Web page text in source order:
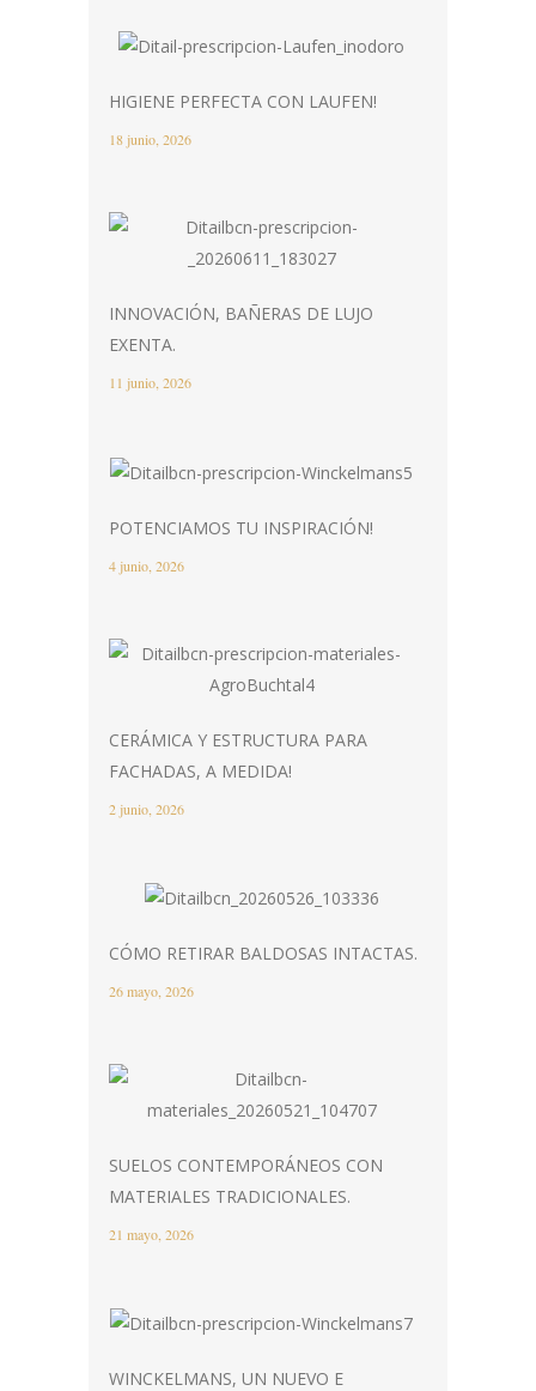
HIGIENE PERFECTA CON LAUFEN!
18 junio, 2026
INNOVACIÓN, BAÑERAS DE LUJO
EXENTA.
11 junio, 2026
POTENCIAMOS TU INSPIRACIÓN!
4 junio, 2026
CERÁMICA Y ESTRUCTURA PARA
FACHADAS, A MEDIDA!
2 junio, 2026
CÓMO RETIRAR BALDOSAS INTACTAS.
26 mayo, 2026
SUELOS CONTEMPORÁNEOS CON
MATERIALES TRADICIONALES.
21 mayo, 2026
WINCKELMANS, UN NUEVO E